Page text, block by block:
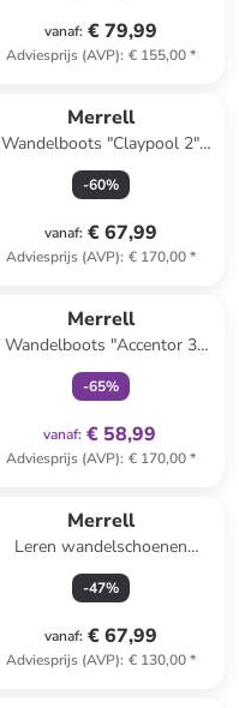
vanaf: € 79,99
Adviesprijs (AVP): € 155,00*
Merrell
Wandelboots "Claypool 2"
grijs
-60%
vanaf: € 67,99
Adviesprijs (AVP): € 170,00*
Merrell
Wandelboots "Accentor 3
Sport Mid GTX" zwart
-65%
vanaf: € 58,99
Adviesprijs (AVP): € 170,00*
Merrell
Leren wandelschoenen
"Yokota 3 GTX" groen
-47%
vanaf: € 67,99
Adviesprijs (AVP): € 130,00*